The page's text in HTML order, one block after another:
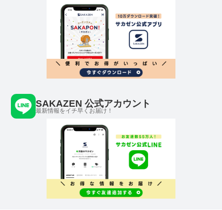
SAKAZEN 公式アカウント
最新情報をイチ早くお届け！